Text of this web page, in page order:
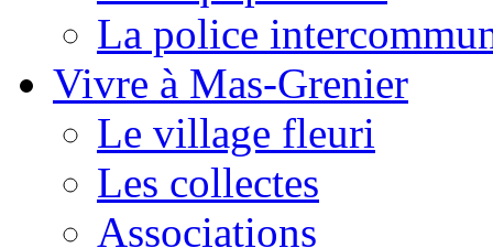
La police
Vivre à Mas-Grenier
Le village fleuri
Les collectes
Associations